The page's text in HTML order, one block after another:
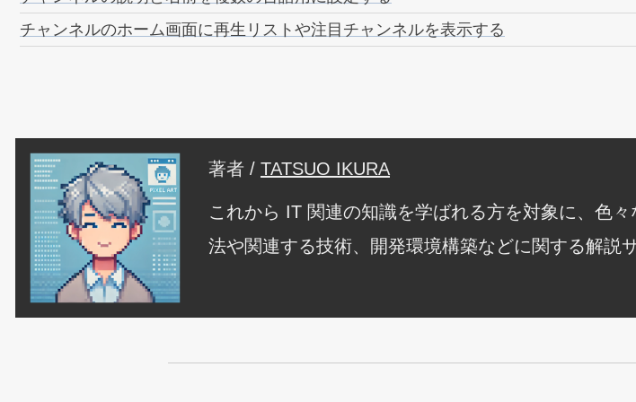
チャンネルのホーム画面に再生リストや注目チャンネルを表示する
著者 / TATSUO IKURA
これから IT 関連の知識を学ばれる方を対象に、色
法や関連する技術、開発環境構築などに関する解説